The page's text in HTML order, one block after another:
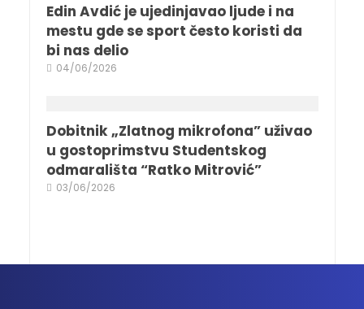
Edin Avdić je ujedinjavao ljude i na
mestu gde se sport često koristi da
bi nas delio
04/06/2026
Dobitnik „Zlatnog mikrofona” uživao
u gostoprimstvu Studentskog
odmarališta “Ratko Mitrović”
03/06/2026